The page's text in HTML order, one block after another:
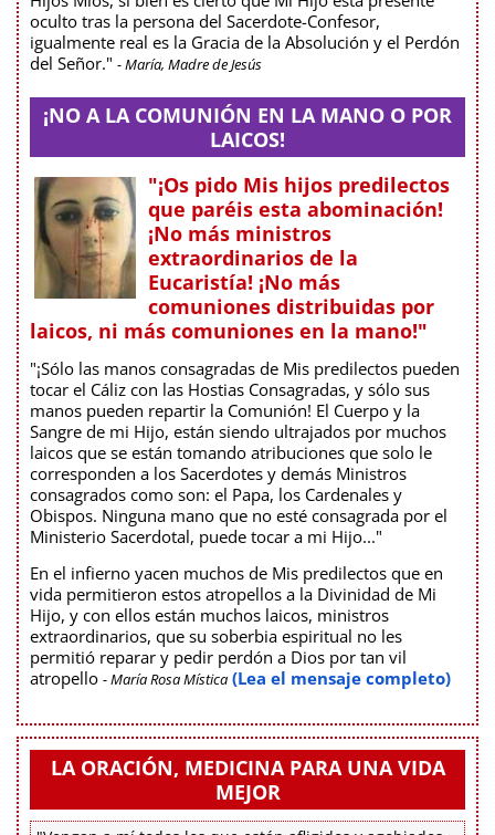
oculto tras la persona del Sacerdote-Confesor,
igualmente real es la Gracia de la Absolución y el Perdón
del Señor." - María, Madre de Jesús
¡NO A LA COMUNIÓN EN LA MANO O POR
LAICOS!
"¡Os pido Mis hijos predilectos
que paréis esta abominación!
¡No más ministros
extraordinarios de la
Eucaristía! ¡No más
comuniones distribuidas por
laicos, ni más comuniones en la mano!"
"¡Sólo las manos consagradas de Mis predilectos pueden
tocar el Cáliz con las Hostias Consagradas, y sólo sus
manos pueden repartir la Comunión! El Cuerpo y la
Sangre de mi Hijo, están siendo ultrajados por muchos
laicos que se están tomando atribuciones que solo le
corresponden a los Sacerdotes y demás Ministros
consagrados como son: el Papa, los Cardenales y
Obispos. Ninguna mano que no esté consagrada por el
Ministerio Sacerdotal, puede tocar a mi Hijo..."
En el infierno yacen muchos de Mis predilectos que en
vida permitieron estos atropellos a la Divinidad de Mi
Hijo, y con ellos están muchos laicos, ministros
extraordinarios, que su soberbia espiritual no les
permitió reparar y pedir perdón a Dios por tan vil
atropello - María Rosa Mística (Lea el mensaje completo)
LA ORACIÓN, MEDICINA PARA UNA VIDA
MEJOR